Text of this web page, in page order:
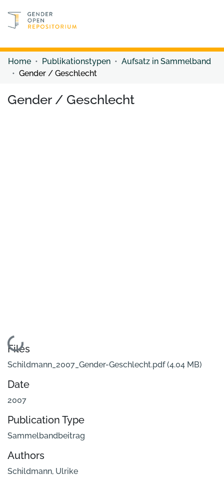
Discover content
Home Publikationstypen
Aufsatz in Sammelband
Gender / Geschlecht
Gender / Geschlecht
Loading...
Files
Schildmann_2007_Gender-Geschlecht.pdf(4.04 MB)
Date
2007
Publication Type
Sammelbandbeitrag
Authors
Schildmann, Ulrike